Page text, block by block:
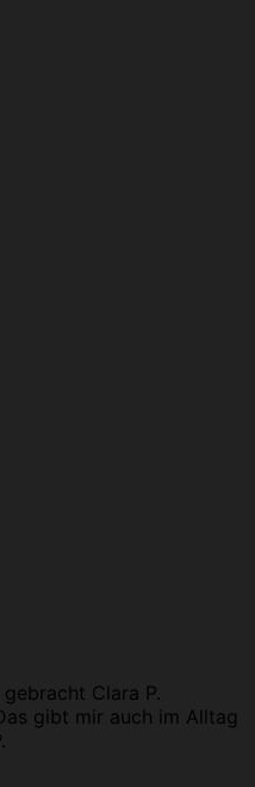
gebracht Clara P.
gibt mir auch im Alltag